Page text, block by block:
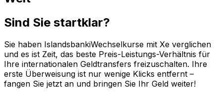
Sind Sie startklar?
Sie haben IslandsbankiWechselkurse mit Xe verglichen
und es ist Zeit, das beste Preis-Leistungs-Verhältnis für
Ihre internationalen Geldtransfers freizuschalten. Ihre
erste Überweisung ist nur wenige Klicks entfernt –
fangen Sie jetzt an und bringen Sie Ihr Geld weiter!